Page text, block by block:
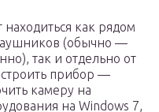
как рядом
(обычно —
так и отдельно от
прибор —
камеру на
на Windows 7,